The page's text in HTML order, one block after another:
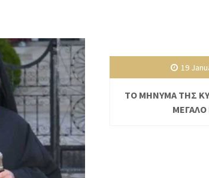
19
ΤΟ ΜΗΝΥΜΑ ΤΗΣ
ΜΕΓΑΛΟ